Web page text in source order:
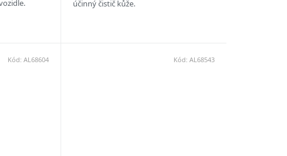
účinný čistič kůže.
Kód: AL68604 Kód: AL68543